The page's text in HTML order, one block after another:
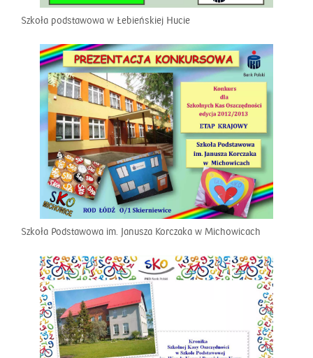
Szkoła podstawowa w Łebieńskiej Hucie
Szkoła Podstawowa im. Janusza Korczaka w Michowicach